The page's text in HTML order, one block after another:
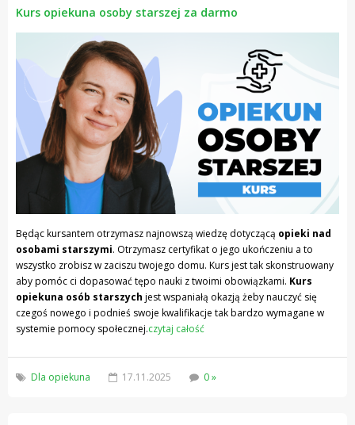
Kurs opiekuna osoby starszej za darmo
Będąc kursantem otrzymasz najnowszą wiedzę dotyczącą opieki nad
osobami starszymi. Otrzymasz certyfikat o jego ukończeniu a to
wszystko zrobisz w zaciszu twojego domu. Kurs jest tak skonstruowany
aby pomóc ci dopasować tępo nauki z twoimi obowiązkami. Kurs
opiekuna osób starszych jest wspaniałą okazją żeby nauczyć się
czegoś nowego i podnieś swoje kwalifikacje tak bardzo wymagane w
systemie pomocy społecznej.czytaj całość
Dla opiekuna 17.11.2025 0 »